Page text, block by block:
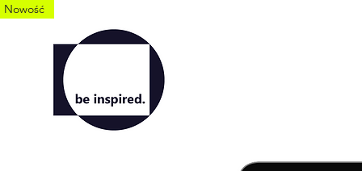
Nowość